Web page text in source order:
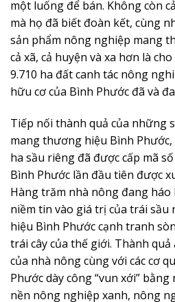
Công nhân Công ty TNHH
huyện Bù Đăng phân loại và xử
Tự hào vì các sản phẩm OCOP
tăng doanh thu, đóng góp vào
Tự hào vì đã giúp bao người
thành thị có việc làm. Tự hào
OCOP đã góp phần đưa hình
vượt qua ranh giới hành chính
Nhìn vào chiều sâu của nông
phẩm, một dịch vụ cũng là cách
hình ảnh gia đình, người thân,
mình với bạn bè khắp năm